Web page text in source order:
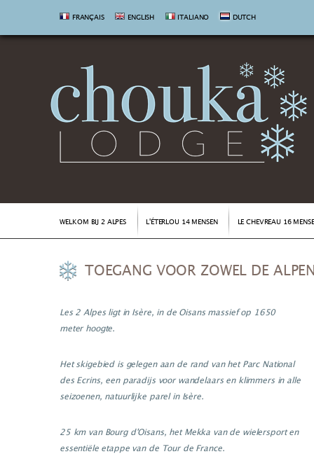
FRANÇAIS ENGLISH ITALIANO DUTCH
WELKOM BIJ 2 ALPES L'ÉTERLOU 14 MENSEN LE CHEVREAU 16
TOEGANG VOOR ZOWEL DE
Les 2 Alpes ligt in Isère, in de Oisans massief op 1650
meter hoogte.
Het skigebied is gelegen aan de rand van het Parc National
des Ecrins, een paradijs voor wandelaars en klimmers in alle
seizoenen, natuurlijke parel in Isère.
25 km van Bourg d'Oisans, het Mekka van de wielersport en
essentiële etappe van de Tour de France.